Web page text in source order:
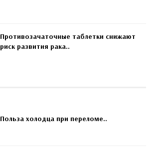
Противозачаточные таблетки снижают
риск развития рака..
Польза холодца при переломе..